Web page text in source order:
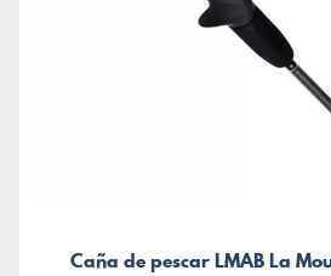
Caña de pescar LMAB La